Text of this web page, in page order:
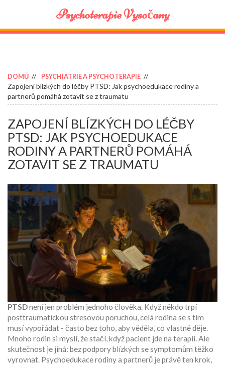
Psychoterapie Vysočany
DOMŮ PSYCHIATRIE A PSYCHOTERAPIE
Zapojení blízkých do léčby PTSD: Jak psychoedukace rodiny a
partnerů pomáhá zotavit se z traumatu
ZAPOJENÍ BLÍZKÝCH DO LÉČBY
PTSD: JAK PSYCHOEDUKACE
RODINY A PARTNERŮ POMÁHÁ
ZOTAVIT SE Z TRAUMATU
PTSDnení jen problém jednoho člověka. Když někdo trpí
posttraumatickou stresovou poruchou, celá rodina se s tím
musí vypořádat - často bez toho, aby věděla, co vlastně děje.
Mnoho rodin si myslí, že stačí, když pacient jde na terapii. Ale
skutečnost je jiná: bez podpory blízkých se symptomům těžko
vyrovnat. Psychoedukace rodiny a partnerů je právě ten krok,